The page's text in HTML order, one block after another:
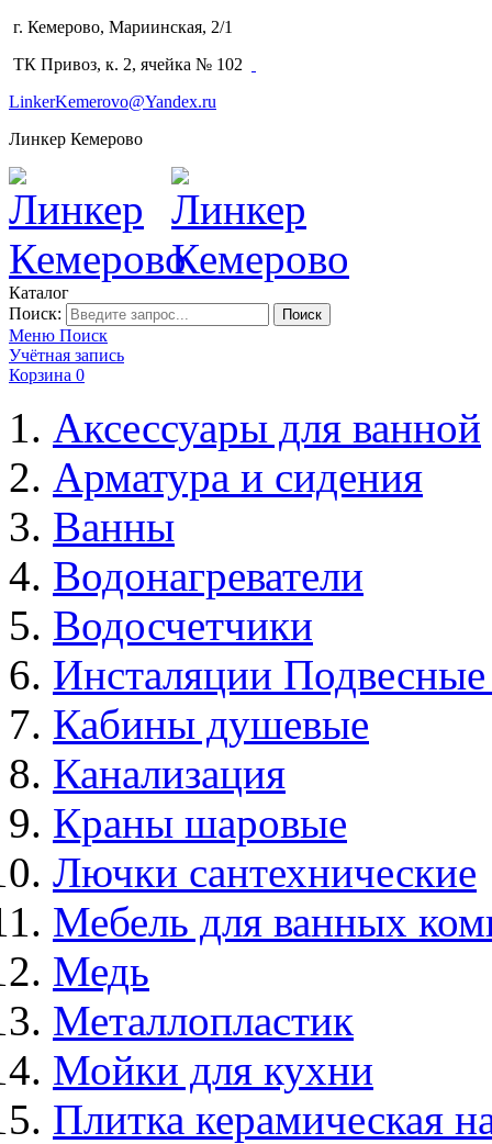
г. Кемерово, Мариинская, 2/1
ТК Привоз, к. 2, ячейка № 102
LinkerKemerovo@Yandex.ru
Линкер Кемерово
Каталог
Поиск:
Поиск
Меню Поиск
Учётная запись
Корзина 0
Аксессуары для ванной
Арматура и сидения
Ванны
Водонагреватели
Водосчетчики
Инсталяции
Кабины душевые
Канализация
Краны шаровые
Лючки сантехнические
Мебель для ванных
Медь
Металлопластик
Мойки для кухни
Плитка керамическая